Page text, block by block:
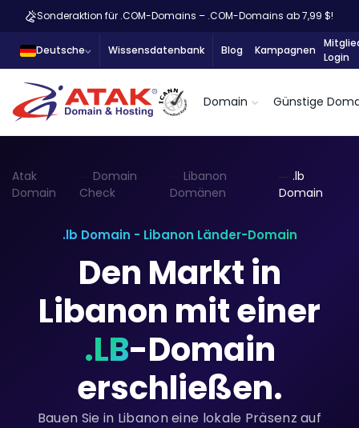
Sonderaktion für .COM-Domains – .COM-Domains ab 7,99 $!
Deutsche Wissensdatenbank Blog Kampagnen
Login
Domain Günstige
Atak
Domain
Domain
Check
Libanon
Domänen
.lb
Domain
.lb Domain - Libanon Länder-Domain
Den Markt in
Libanon mit einer
.LB-Domain
erschließen.
Bauen Sie in Libanon eine lokale Präsenz auf